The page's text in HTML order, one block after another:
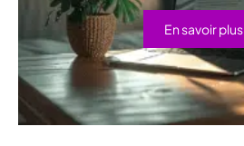
En savoir plus